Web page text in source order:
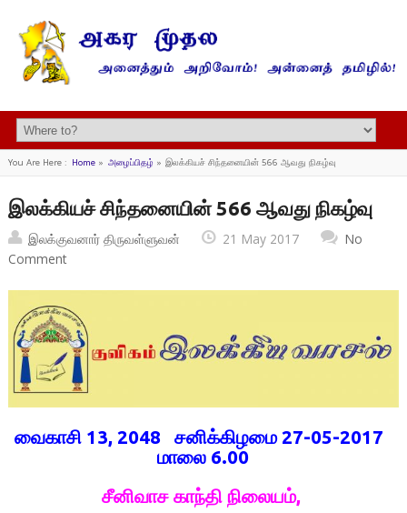
You Are Here : Home» அழைப்பிதழ் » இலக்கியச் சிந்தனையின் 566 ஆவது நிகழ்வு
இலக்கியச் சிந்தனையின் 566 ஆவது நிகழ்வு
இலக்குவனார் திருவள்ளுவன் 21 May 2017
No
Comment
வைகாசி 13, 2048 சனிக்கிழமை 27-05-2017
மாலை 6.00
சீனிவாச காந்தி நிலையம்,